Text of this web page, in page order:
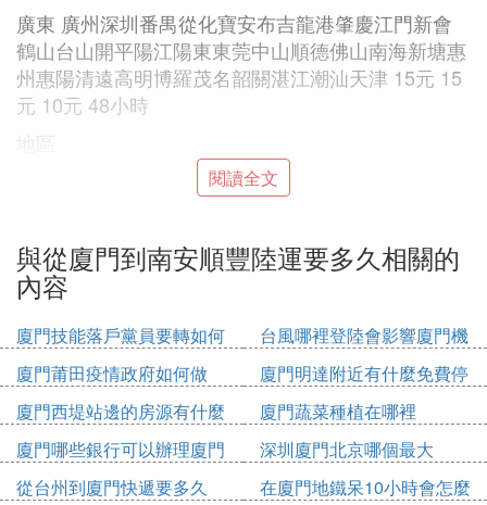
廣東 廣州深圳番禺從化寶安布吉龍港肇慶江門新會
鶴山台山開平陽江陽東東莞中山順德佛山南海新塘惠
州惠陽清遠高明博羅茂名韶關湛江潮汕天津 15元 15
元 10元 48小時
地區
山東 青島濟南威海煙台濰坊淄博臨沂膠南即墨棗庄 1
地區
福建 廈門泉州福州石獅晉江惠安南安德化漳州莆田
地區
其它 萬州巴南南昌九江贛州焦作新鄉洛陽新都溫江
邯鄲西安成都大連沈陽昆明太原荊州宜昌哈爾濱海口
漳州四會沙井花都三水從化黃島貴陽 15元 15元 12元
48小時
閱讀全文
與從廈門到南安順豐陸運要多久相關的
內容
廈門技能落戶黨員要轉如何
辦理
台風哪裡登陸會影響廈門機
場
廈門莆田疫情政府如何做
廈門明達附近有什麼免費停
車位
廈門西堤站邊的房源有什麼
廈門蔬菜種植在哪裡
廈門哪些銀行可以辦理廈門
市民卡
深圳廈門北京哪個最大
從台州到廈門快遞要多久
在廈門地鐵呆10小時會怎麼